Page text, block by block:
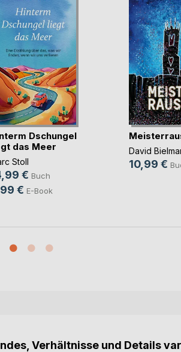
Dschungel
das Meer
Stoll
€ Buch
€ E-Book
David
10,99 €
Verhältnisse und Details